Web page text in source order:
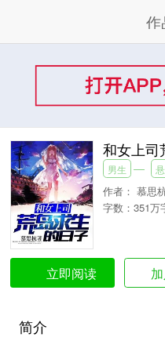
作
和女上司
男生
作者： 慕思
字数：351万
立即阅读
简介